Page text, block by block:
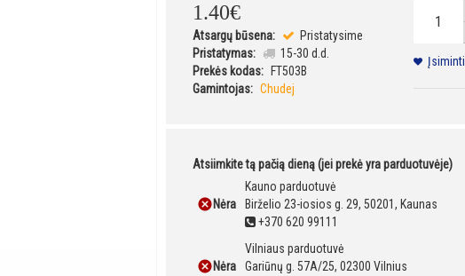
1.40€
Atsargų būsena:
Pristatysime
Pristatymas:
15-30 d.d.
Prekės kodas:
FT503B
Gamintojas: Chudej
Įsiminti
Atsiimkite tą pačią dieną (jei prekė yra parduotuvėje)
Nėra
Kauno parduotuvė
Birželio 23-iosios g. 29, 50201, Kaunas
+370 620 99111
Nėra
Vilniaus parduotuvė
Gariūnų g. 57A/25, 02300 Vilnius